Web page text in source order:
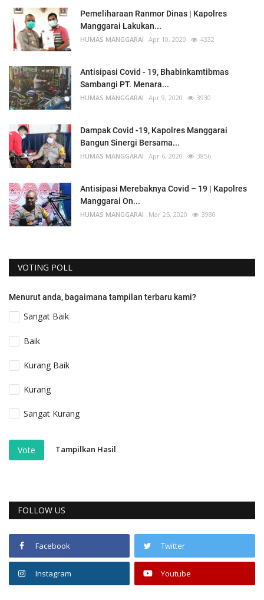
Pemeliharaan Ranmor Dinas | Kapolres
Manggarai Lakukan...
HUMAS MANGGARAI Apr 10, 2020 4332
Antisipasi Covid - 19, Bhabinkamtibmas
Sambangi PT. Menara...
HUMAS MANGGARAI Apr 9, 2020 3930
Dampak Covid -19, Kapolres Manggarai
Bangun Sinergi Bersama...
HUMAS MANGGARAI Apr 6, 2020 3856
Antisipasi Merebaknya Covid – 19 | Kapolres
Manggarai On...
HUMAS MANGGARAI Mar 25, 2020 3980
VOTING POLL
Menurut anda, bagaimana tampilan terbaru kami?
Sangat Baik
Baik
Kurang Baik
Kurang
Sangat Kurang
Vote Tampilkan Hasil
FOLLOW US
Facebook Twitter
Instagram Youtube